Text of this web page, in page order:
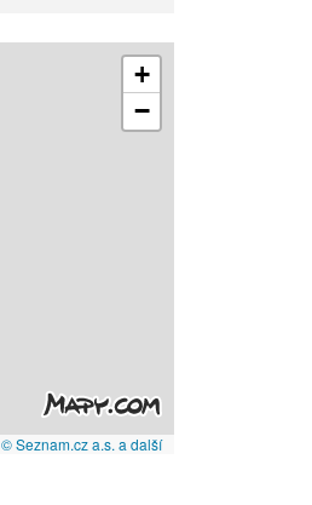
+
−
© Seznam.cz a.s. a další